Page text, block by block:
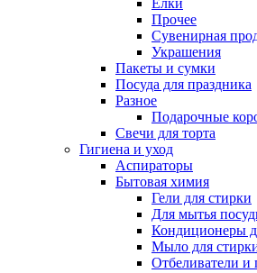
Елки
Прочее
Сувенирная
Украшения
Пакеты и сумки
Посуда для праздника
Разное
Подарочные
Свечи для торта
Гигиена и уход
Аспираторы
Бытовая химия
Гели для стирки
Для мытья
Кондиционеры
Мыло для
Отбеливатели и